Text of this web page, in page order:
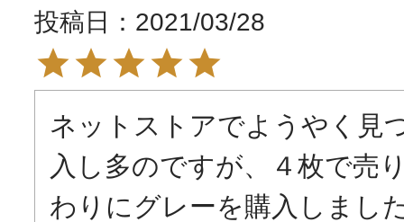
投稿日
2021/03/28
ネットストアでようやく見
入し多のですが、４枚で売
わりにグレーを購入しまし